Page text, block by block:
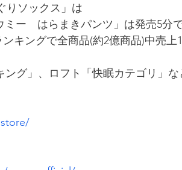
りソックス」は
ー　はらまきパンツ」は発売5分で
キングで全商品(約2億商品)中売上
グ」、ロフト「快眠カテゴリ」な